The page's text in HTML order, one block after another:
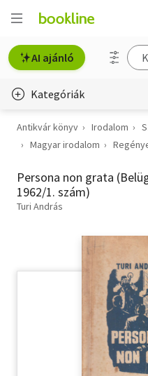
AI ajánló
Kategóriák
Életmód, egészség
Gyermek- és ifjúsági
Szótár, nyelvkönyv
Tankönyv, segédkönyv
Antikvár könyv Irodalom
Magyar irodalom
Persona non grata
1962/1. szám)
Turi András